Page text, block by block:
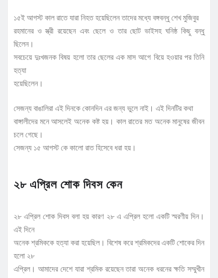
১৫ই আগস্ট কাল রাতে যারা নিহত হয়েছিলেন তাদের মধ্যে বঙ্গবন্ধু শেখ মুজিবুর
রহমানের ও স্ত্রী রয়েছেন এবং ছেলে ও তার ছোট ভাইসহ ঘনিষ্ঠ কিছু বন্ধু
ছিলেন।
সবচেয়ে দুঃখজনক বিষয় হলো তার ছেলের এক মাস আগে বিয়ে হওয়ার পর তিনি
হত্যা
হয়েছিলেন।
সেজন্য বাঙালিরা এই দিনকে কোনদিন এর জন্য ভুলে নাই। এই দিনটির কথা
বাঙ্গালীদের মনে আসলেই অনেক কষ্ট হয়। কাল রাতের মত অনেক মানুষের জীবন
চলে গেছে।
সেজন্য ১৫ আগস্ট কে কালো রাত হিসেবে ধরা হয়।
২৮ এপ্রিল শোক দিবস কেন
২৮ এপ্রিল শোক দিবস বলা হয় কারণ ২৮ এ এপ্রিল হলো একটি স্মরণীয় দিন।
এই দিনে
অনেক শ্রমিককে হত্যা করা হয়েছিল। বিশেষ করে শ্রমিকদের একটি শোকের দিন
হলো ২৮
এপ্রিল। আমাদের দেশে যারা শ্রমিক রয়েছেন তারা অনেক ধরনের ক্ষতি সম্মুখীন